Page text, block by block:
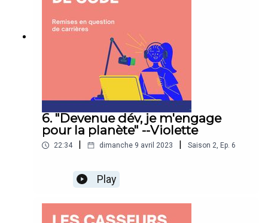
6. "Devenue dév, je m'engage
pour la planète" --Violette
22:34 | dimanche 9 avril 2023 | Saison 2, Ep. 6
Play